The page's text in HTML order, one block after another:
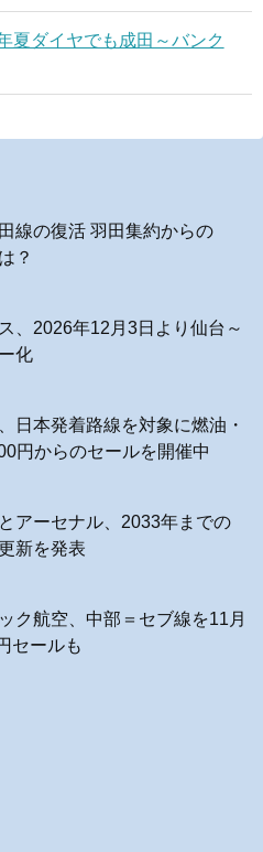
夏ダイヤでも成田～バンク
線の復活 羽田集約からの
？
、2026年12月3日より仙台～
化
日本発着路線を対象に燃油・
円からのセールを開催中
アーセナル、2033年までの
新を発表
ク航空、中部＝セブ線を11月
セールも